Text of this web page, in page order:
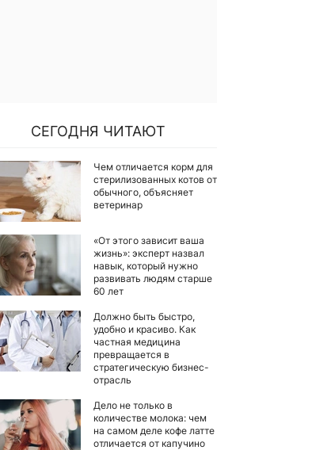
СЕГОДНЯ ЧИТАЮТ
Чем отличается корм для
стерилизованных котов от
обычного, объясняет
ветеринар
«От этого зависит ваша
жизнь»: эксперт назвал
навык, который нужно
развивать людям старше
60 лет
Должно быть быстро,
удобно и красиво. Как
частная медицина
превращается в
стратегическую бизнес-
отрасль
Дело не только в
количестве молока: чем
на самом деле кофе латте
отличается от капучино